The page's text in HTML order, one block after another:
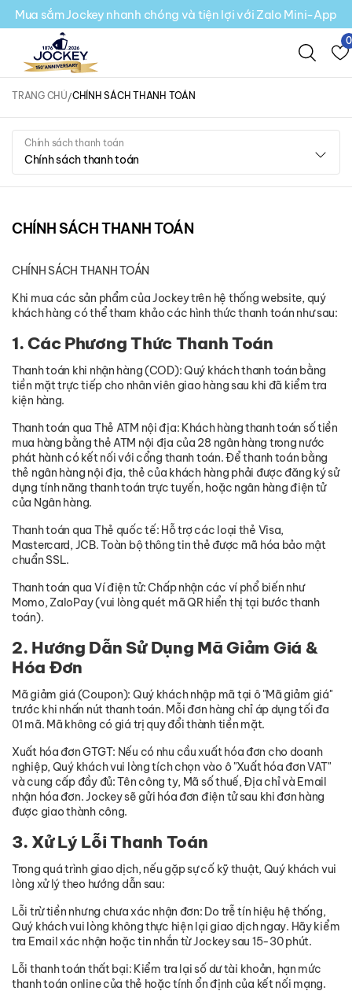
Mua sắm Jockey nhanh chóng và tiện lợi với Zalo Mini-App
0
TRANG CHỦ CHÍNH SÁCH THANH TOÁN
Chính sách thanh toán
Chính sách thanh toán
CHÍNH SÁCH THANH TOÁN
CHÍNH SÁCH THANH TOÁN
Khi mua các sản phẩm của Jockey trên hệ thống website, quý
khách hàng có thể tham khảo các hình thức thanh toán như sau:
1. Các Phương Thức Thanh Toán
Thanh toán khi nhận hàng (COD): Quý khách thanh toán bằng
tiền mặt trực tiếp cho nhân viên giao hàng sau khi đã kiểm tra
kiện hàng.
Thanh toán qua Thẻ ATM nội địa: Khách hàng thanh toán số tiền
mua hàng bằng thẻ ATM nội địa của 28 ngân hàng trong nước
phát hành có kết nối với cổng thanh toán. Để thanh toán bằng
thẻ ngân hàng nội địa, thẻ của khách hàng phải được đăng ký sử
dụng tính năng thanh toán trực tuyến, hoặc ngân hàng điện tử
của Ngân hàng.
Thanh toán qua Thẻ quốc tế: Hỗ trợ các loại thẻ Visa,
Mastercard, JCB. Toàn bộ thông tin thẻ được mã hóa bảo mật
chuẩn SSL.
Thanh toán qua Ví điện tử: Chấp nhận các ví phổ biến như
Momo, ZaloPay (vui lòng quét mã QR hiển thị tại bước thanh
toán).
2. Hướng Dẫn Sử Dụng Mã Giảm Giá &
Hóa Đơn
Mã giảm giá (Coupon): Quý khách nhập mã tại ô "Mã giảm giá"
trước khi nhấn nút thanh toán. Mỗi đơn hàng chỉ áp dụng tối đa
01 mã. Mã không có giá trị quy đổi thành tiền mặt.
Xuất hóa đơn GTGT: Nếu có nhu cầu xuất hóa đơn cho doanh
nghiệp, Quý khách vui lòng tích chọn vào ô "Xuất hóa đơn VAT"
và cung cấp đầy đủ: Tên công ty, Mã số thuế, Địa chỉ và Email
nhận hóa đơn. Jockey sẽ gửi hóa đơn điện tử sau khi đơn hàng
được giao thành công.
3. Xử Lý Lỗi Thanh Toán
Trong quá trình giao dịch, nếu gặp sự cố kỹ thuật, Quý khách vui
lòng xử lý theo hướng dẫn sau:
Lỗi trừ tiền nhưng chưa xác nhận đơn: Do trễ tín hiệu hệ thống,
Quý khách vui lòng không thực hiện lại giao dịch ngay. Hãy kiểm
tra Email xác nhận hoặc tin nhắn từ Jockey sau 15-30 phút.
Lỗi thanh toán thất bại: Kiểm tra lại số dư tài khoản, hạn mức
thanh toán online của thẻ hoặc tính ổn định của kết nối mạng.